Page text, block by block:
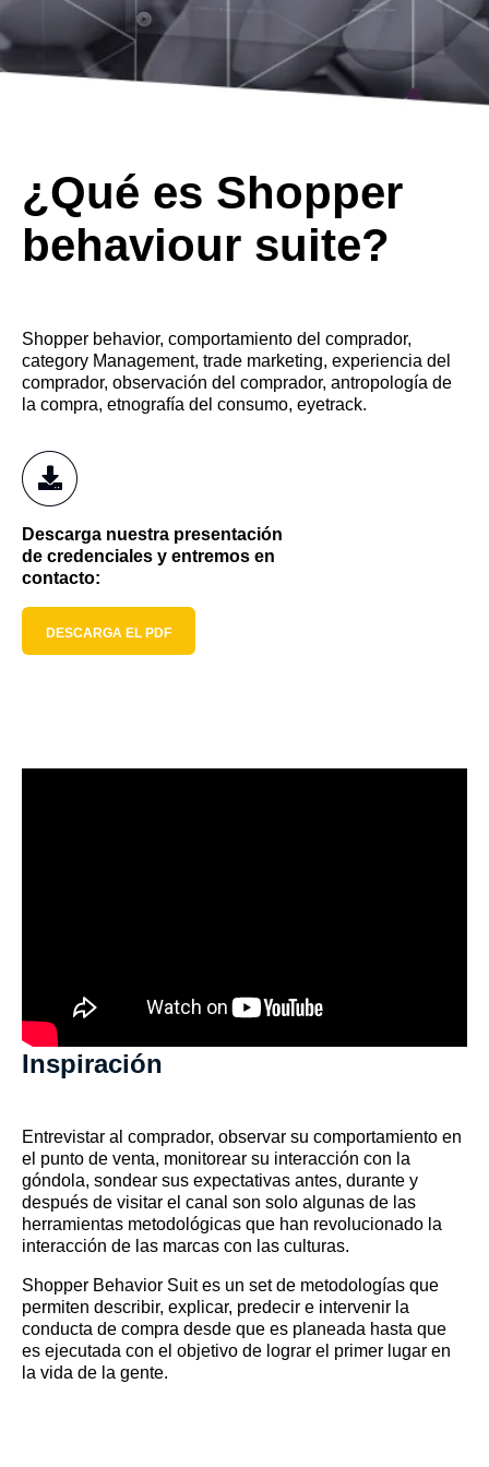
¿Qué es Shopper
behaviour suite?
Shopper behavior, comportamiento del comprador,
category Management, trade marketing, experiencia del
comprador, observación del comprador, antropología de
la compra, etnografía del consumo, eyetrack.
Descarga nuestra presentación
de credenciales y entremos en
contacto:
DESCARGA EL PDF
Inspiración
Entrevistar al comprador, observar su comportamiento en
el punto de venta, monitorear su interacción con la
góndola, sondear sus expectativas antes, durante y
después de visitar el canal son solo algunas de las
herramientas metodológicas que han revolucionado la
interacción de las marcas con las culturas.
Shopper Behavior Suit es un set de metodologías que
permiten describir, explicar, predecir e intervenir la
conducta de compra desde que es planeada hasta que
es ejecutada con el objetivo de lograr el primer lugar en
la vida de la gente.